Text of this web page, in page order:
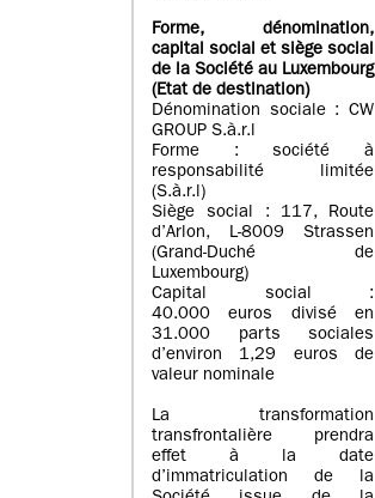
Forme, dénomination,
capital social et siège social
de la Société au Luxembourg
(Etat de destination)
Dénomination sociale : CW
GROUP S.à.r.l
Forme : société à
responsabilité limitée
(S.à.r.l)
Siège social : 117, Route
d’Arlon, L-8009 Strassen
(Grand-Duché de
Luxembourg)
Capital social :
40.000 euros divisé en
31.000 parts sociales
d’environ 1,29 euros de
valeur nominale
La transformation
transfrontalière prendra
effet à la date
d’immatriculation de la